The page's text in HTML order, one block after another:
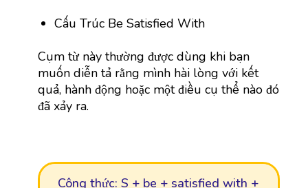
Cấu Trúc Be Satisfied With
Cụm từ này thường được dùng khi bạn
muốn diễn tả rằng mình hài lòng với kết
quả, hành động hoặc một điều cụ thể nào đó
đã xảy ra.
Công thức: S + be + satisfied with +